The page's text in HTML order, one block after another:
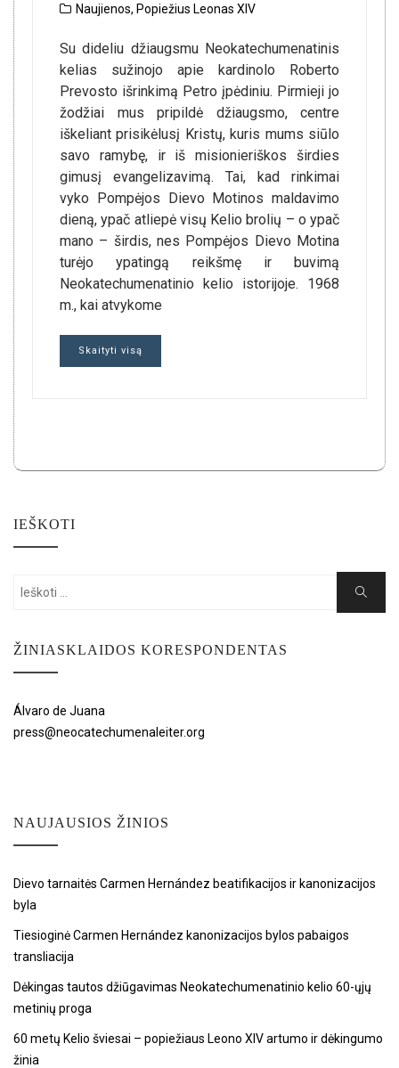
Naujienos, Popiežius Leonas XIV
Su dideliu džiaugsmu Neokatechumenatinis
kelias sužinojo apie kardinolo Roberto
Prevosto išrinkimą Petro įpėdiniu. Pirmieji jo
žodžiai mus pripildė džiaugsmo, centre
iškeliant prisikėlusį Kristų, kuris mums siūlo
savo ramybę, ir iš misionieriškos širdies
gimusį evangelizavimą. Tai, kad rinkimai
vyko Pompėjos Dievo Motinos maldavimo
dieną, ypač atliepė visų Kelio brolių – o ypač
mano – širdis, nes Pompėjos Dievo Motina
turėjo ypatingą reikšmę ir buvimą
Neokatechumenatinio kelio istorijoje. 1968
m., kai atvykome
Skaityti visą
IEŠKOTI
Search
Search
ŽINIASKLAIDOS KORESPONDENTAS
Álvaro de Juana
press@neocatechumenaleiter.org
NAUJAUSIOS ŽINIOS
Dievo tarnaitės Carmen Hernández beatifikacijos ir kanonizacijos
byla
Tiesioginė Carmen Hernández kanonizacijos bylos pabaigos
transliacija
Dėkingas tautos džiūgavimas Neokatechumenatinio kelio 60-ųjų
metinių proga
60 metų Kelio šviesai – popiežiaus Leono XIV artumo ir dėkingumo
žinia